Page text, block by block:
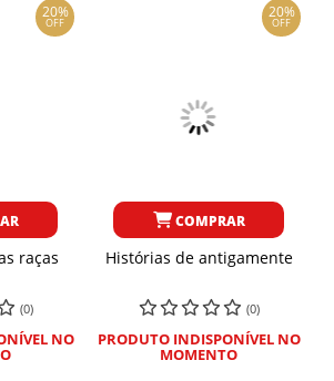
20%
OFF
raças
(0)
NO
20%
OFF
COMPRAR
Histórias de antigamente
(0)
PRODUTO INDISPONÍVEL NO
MOMENTO